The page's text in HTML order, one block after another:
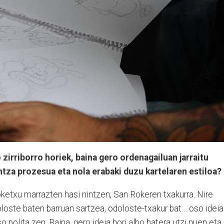
horiek, baina gero ordenagailuan jarraitu
prozesua eta nola erabaki duzu kartelaren estiloa?
marrazten hasi nintzen, San Rokeren txakurra. Nire
baten barruan sartzea, odoloste-txakur bat… oso ideia